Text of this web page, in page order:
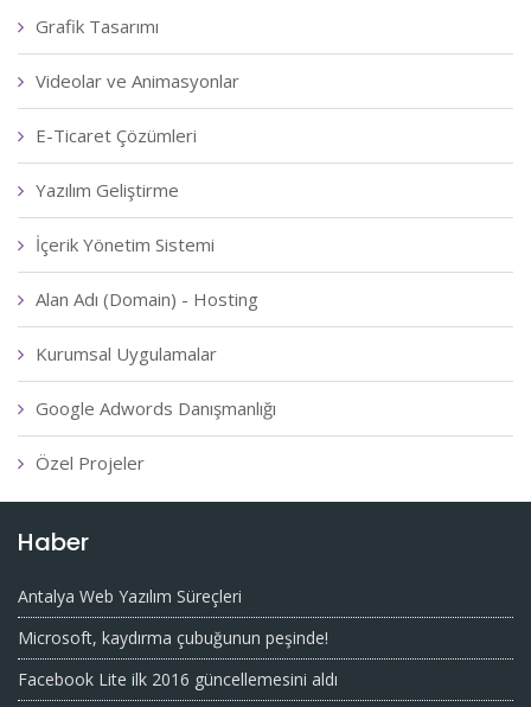
Grafik Tasarımı
Videolar ve Animasyonlar
E-Ticaret Çözümleri
Yazılım Geliştirme
İçerik Yönetim Sistemi
Alan Adı (Domain) - Hosting
Kurumsal Uygulamalar
Google Adwords Danışmanlığı
Özel Projeler
Haber
Antalya Web Yazılım Süreçleri
Microsoft, kaydırma çubuğunun peşinde!
Facebook Lite ilk 2016 güncellemesini aldı